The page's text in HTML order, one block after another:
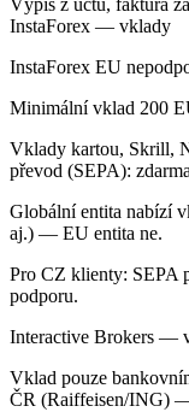
Výpis z účtu, faktura
InstaForex — vklady
InstaForex EU
Minimální vklad 200
Vklady kartou, Skrill,
převod (SEPA):
Globální entita nabízí
aj.) — EU entita ne.
Pro CZ klienty: SEPA
podporu.
Interactive Brokers —
Vklad pouze
ČR (Raiffeisen/ING)